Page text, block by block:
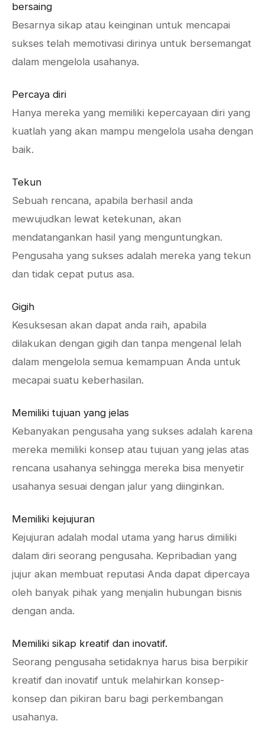
bersaing
Besarnya sikap atau keinginan untuk mencapai
sukses telah memotivasi dirinya untuk bersemangat
dalam mengelola usahanya.
Percaya diri
Hanya mereka yang memiliki kepercayaan diri yang
kuatlah yang akan mampu mengelola usaha dengan
baik.
Tekun
Sebuah rencana, apabila berhasil anda
mewujudkan lewat ketekunan, akan
mendatangankan hasil yang menguntungkan.
Pengusaha yang sukses adalah mereka yang tekun
dan tidak cepat putus asa.
Gigih
Kesuksesan akan dapat anda raih, apabila
dilakukan dengan gigih dan tanpa mengenal lelah
dalam mengelola semua kemampuan Anda untuk
mecapai suatu keberhasilan.
Memiliki tujuan yang jelas
Kebanyakan pengusaha yang sukses adalah karena
mereka memiliki konsep atau tujuan yang jelas atas
rencana usahanya sehingga mereka bisa menyetir
usahanya sesuai dengan jalur yang diinginkan.
Memiliki kejujuran
Kejujuran adalah modal utama yang harus dimiliki
dalam diri seorang pengusaha. Kepribadian yang
jujur akan membuat reputasi Anda dapat dipercaya
oleh banyak pihak yang menjalin hubungan bisnis
dengan anda.
Memiliki sikap kreatif dan inovatif.
Seorang pengusaha setidaknya harus bisa berpikir
kreatif dan inovatif untuk melahirkan konsep-
konsep dan pikiran baru bagi perkembangan
usahanya.